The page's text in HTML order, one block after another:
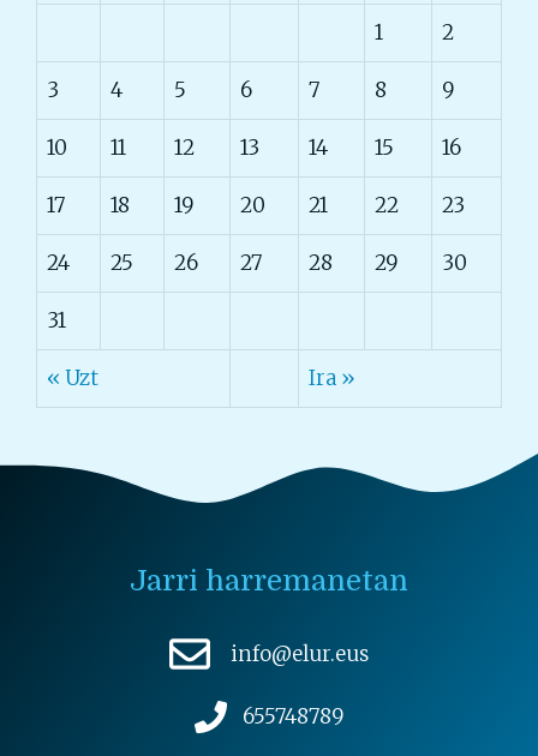
1 2
3 4 5 6 7 8 9
10 11 12 13 14 15 16
17 18 19 20 21 22 23
24 25 26 27 28 29 30
31
« Uzt Ira »
Jarri harremanetan
info@elur.eus
655748789